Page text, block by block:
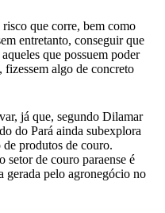
que corre, bem como
entretanto, conseguir que
que possuem poder
fizessem algo de concreto
já que, segundo Dilamar
do Pará ainda subexplora
produtos de couro.
setor de couro paraense é
gerada pelo agronegócio no